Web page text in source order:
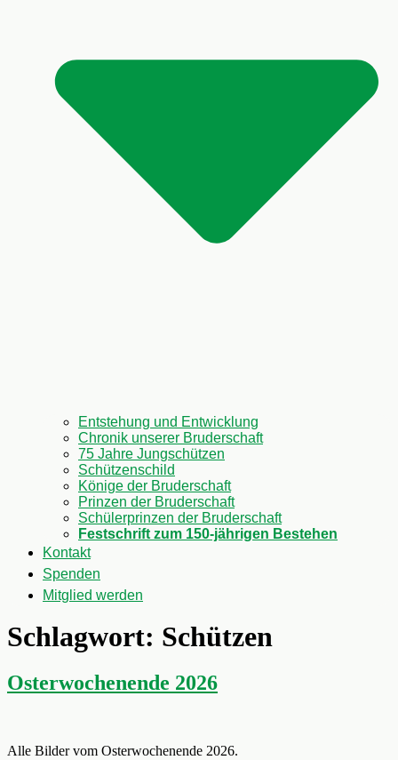
Entstehung und Entwicklung
Chronik unserer Bruderschaft
75 Jahre Jungschützen
Schützenschild
Könige der Bruderschaft
Prinzen der Bruderschaft
Schülerprinzen der Bruderschaft
Festschrift zum 150-jährigen Bestehen
Kontakt
Spenden
Mitglied werden
Schlagwort: Schützen
Osterwochenende 2026
Alle Bilder vom Osterwochenende 2026.